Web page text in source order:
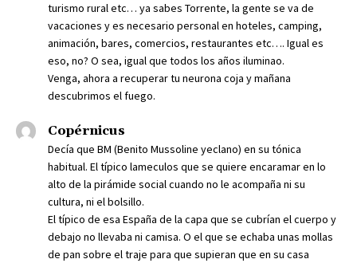
turismo rural etc… ya sabes Torrente, la gente se va de
vacaciones y es necesario personal en hoteles, camping,
animación, bares, comercios, restaurantes etc…. Igual es
eso, no? O sea, igual que todos los años iluminao.
Venga, ahora a recuperar tu neurona coja y mañana
descubrimos el fuego.
Copérnicus
Decía que BM (Benito Mussoline yeclano) en su tónica
habitual. El típico lameculos que se quiere encaramar en lo
alto de la pirámide social cuando no le acompaña ni su
cultura, ni el bolsillo.
El típico de esa España de la capa que se cubrían el cuerpo y
debajo no llevaba ni camisa. O el que se echaba unas mollas
de pan sobre el traje para que supieran que en su casa